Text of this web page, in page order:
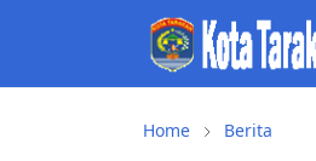
Home Berita